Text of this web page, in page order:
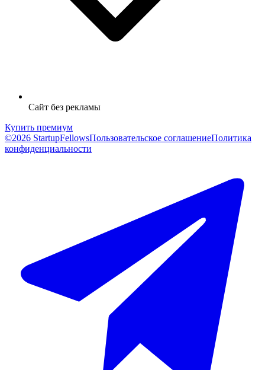
Сайт без рекламы
Купить премиум
©2026 StartupFellowsПользовательское соглашениеПолитика
конфиденциальности